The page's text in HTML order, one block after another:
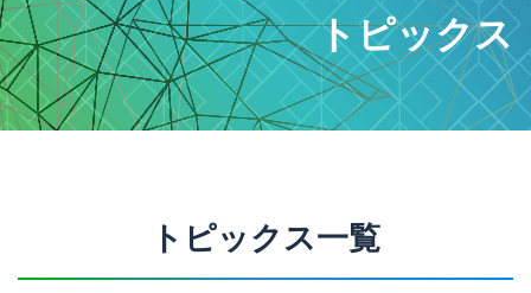
トピックス
トピックス一覧